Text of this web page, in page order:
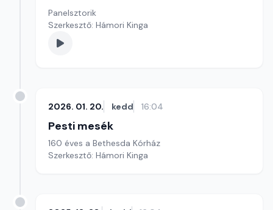
Panelsztorik
Szerkesztő: Hámori Kinga
2026. 01. 20. kedd 16:04
Pesti mesék
160 éves a Bethesda Kórház
Szerkesztő: Hámori Kinga